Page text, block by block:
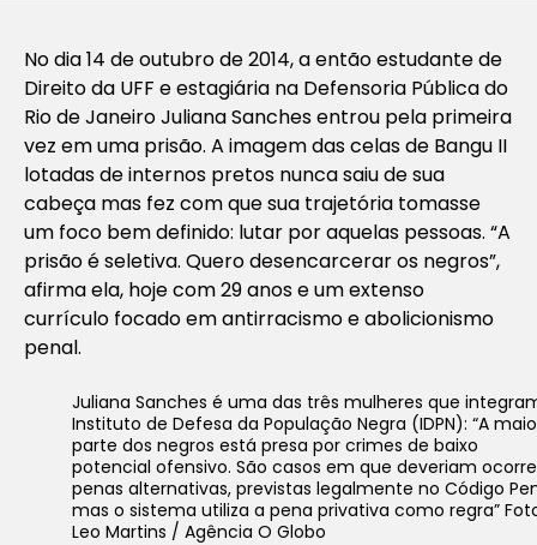
No dia 14 de outubro de 2014, a então estudante de
Direito da UFF e estagiária na Defensoria Pública do
Rio de Janeiro Juliana Sanches entrou pela primeira
vez em uma prisão. A imagem das celas de Bangu II
lotadas de internos pretos nunca saiu de sua
cabeça mas fez com que sua trajetória tomasse
um foco bem definido: lutar por aquelas pessoas. “A
prisão é seletiva. Quero desencarcerar os negros”,
afirma ela, hoje com 29 anos e um extenso
currículo focado em antirracismo e abolicionismo
penal.
Juliana Sanches é uma das três mulheres que
Instituto de Defesa da População Negra (IDPN): “A
parte dos negros está presa por crimes de baixo
potencial ofensivo. São casos em que deveriam
penas alternativas, previstas legalmente no Código
mas o sistema utiliza a pena privativa como regra”
Leo Martins / Agência O Globo